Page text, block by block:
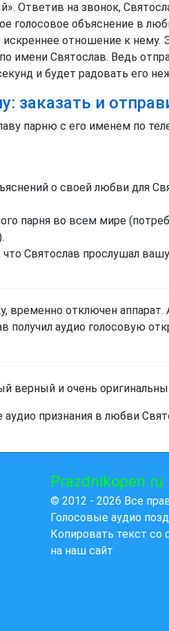
Ответив на звонок,
объяснение в
отношение к нему.
Святослав. Ведь
и будет радовать его
заказать и
парню с его именем по
о своей любви для
парня во всем мире
Святослав прослушал
временно отключен
аудио голосовую
и очень
признания в любви
Prazdnikopen.ru
© 2012 - 2026 Все
Голосовые аудио
Копировать текст
на наш сайт